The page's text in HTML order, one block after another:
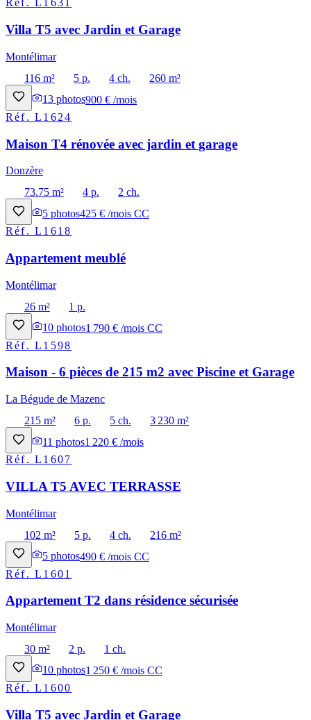
Réf.L1631
Villa T5 avec Jardin et Garage
Montélimar
116 m²
5 p. 4 ch.
260 m²
13 photos900 € /mois
Réf.L1624
Maison T4 rénovée avec jardin et garage
Donzère
73.75 m²
4 p.
2 ch.
5 photos425 € /mois CC
Réf.L1618
Appartement meublé
Montélimar
26 m²
1 p.
10 photos1 790 € /mois CC
Réf.L1598
Maison - 6 pièces de 215 m2 avec Piscine et Garage
La Bégude de Mazenc
215 m²
6 p. 5 ch.
3 230 m²
11 photos1 220 € /mois
Réf.L1607
VILLA T5 AVEC TERRASSE
Montélimar
102 m²
5 p. 4 ch.
216 m²
5 photos490 € /mois CC
Réf.L1601
Appartement T2 dans résidence sécurisée
Montélimar
30 m²
2 p.
1 ch.
10 photos1 250 € /mois CC
Réf.L1600
Villa T5 avec Jardin et Garage